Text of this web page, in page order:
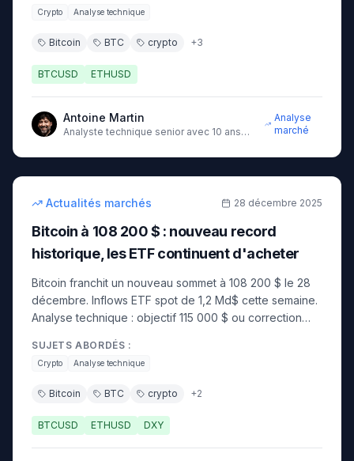
Crypto Analyse technique
Bitcoin BTC crypto +3
BTCUSD ETHUSD
Antoine Martin
Analyste technique senior avec 10 ans
Analyse
marché
9min
Actualités marchés 28 décembre 2025
Bitcoin à 108 200 $ : nouveau record
historique, les ETF continuent d'acheter
Bitcoin franchit un nouveau sommet à 108 200 $ le 28
décembre. Inflows ETF spot de 1,2 Md$ cette semaine.
Analyse technique : objectif 115 000 $ ou correction
SUJETS ABORDÉS :
Crypto Analyse technique
Bitcoin BTC crypto +2
BTCUSD ETHUSD DXY